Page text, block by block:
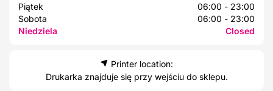
Piątek
06:00 - 23:00
Sobota
06:00 - 23:00
Niedziela
Closed
Printer location:
Drukarka znajduje się przy wejściu do sklepu.